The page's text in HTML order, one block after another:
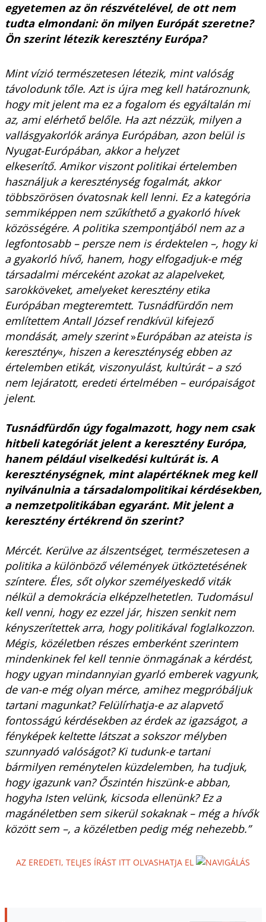
egyetemen az ön részvételével, de ott nem
tudta elmondani: ön milyen Európát szeretne?
Ön szerint létezik keresztény Európa?
Mint vízió természetesen létezik, mint valóság
távolodunk tőle. Azt is újra meg kell határoznunk,
hogy mit jelent ma ez a fogalom és egyáltalán mi
az, ami elérhető belőle. Ha azt nézzük, milyen a
vallásgyakorlók aránya Európában, azon belül is
Nyugat-Európában, akkor a helyzet
elkeserítő. Amikor viszont politikai értelemben
használjuk a kereszténység fogalmát, akkor
többszörösen óvatosnak kell lenni. Ez a kategória
semmiképpen nem szűkíthető a gyakorló hívek
közösségére. A politika szempontjából nem az a
legfontosabb – persze nem is érdektelen –, hogy ki
a gyakorló hívő, hanem, hogy elfogadjuk-e még
társadalmi mérceként azokat az alapelveket,
sarokköveket, amelyeket keresztény etika
Európában megteremtett. Tusnádfürdőn nem
említettem Antall József rendkívül kifejező
mondását, amely szerint»Európában az ateista is
keresztény«, hiszen a kereszténység ebben az
értelemben etikát, viszonyulást, kultúrát – a szó
nem lejáratott, eredeti értelmében – európaiságot
jelent.
Tusnádfürdőn úgy fogalmazott, hogy nem csak
hitbeli kategóriát jelent a keresztény Európa,
hanem például viselkedési kultúrát is. A
kereszténységnek, mint alapértéknek meg kell
nyilvánulnia a társadalompolitikai kérdésekben,
a nemzetpolitikában egyaránt. Mit jelent a
keresztény értékrend ön szerint?
Mércét. Kerülve az álszentséget, természetesen a
politika a különböző vélemények ütköztetésének
színtere. Éles, sőt olykor személyeskedő viták
nélkül a demokrácia elképzelhetetlen. Tudomásul
kell venni, hogy ez ezzel jár, hiszen senkit nem
kényszerítettek arra, hogy politikával foglalkozzon.
Mégis, közéletben részes emberként szerintem
mindenkinek fel kell tennie önmagának a kérdést,
hogy ugyan mindannyian gyarló emberek vagyunk,
de van-e még olyan mérce, amihez megpróbáljuk
tartani magunkat? Felülírhatja-e az alapvető
fontosságú kérdésekben az érdek az igazságot, a
fényképek keltette látszat a sokszor mélyben
szunnyadó valóságot? Ki tudunk-e tartani
bármilyen reménytelen küzdelemben, ha tudjuk,
hogy igazunk van? Őszintén hiszünk-e abban,
hogyha Isten velünk, kicsoda ellenünk? Ez a
magánéletben sem sikerül sokaknak – még a hívők
között sem –, a közéletben pedig még nehezebb.”
AZ EREDETI, TELJES ÍRÁST ITT OLVASHATJA EL